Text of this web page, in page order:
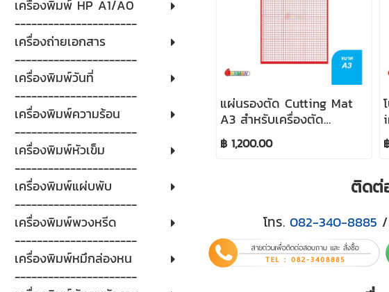
เครื่องพิมพ์ HP A1/A0
----------------------
เครื่องถ่ายเอกสาร
----------------------
เครื่องพิมพ์วันที่
----------------------
เครื่องพิมพ์ความร้อน
----------------------
เครื่องพิมพ์หัวเข็ม
----------------------
เครื่องพิมพ์แผ่บพับ
----------------------
เครื่องพิมพ์พวงหรีด
----------------------
เครื่องพิมพ์หมึกล่องหน
----------------------
แผ่นรองตัด Cutting Mat
A3 สำหรับเครื่องตัด
Microcut
฿ 1,200.00
ติดต่
โทร. 082-340-8885 /